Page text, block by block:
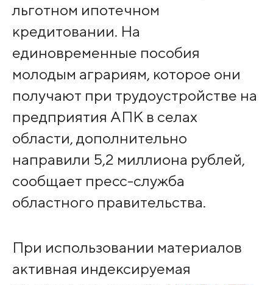
льготном ипотечном
кредитовании. На
единовременные пособия
молодым аграриям, которое они
получают при трудоустройстве на
предприятия АПК в селах
области, дополнительно
направили 5,2 миллиона рублей,
сообщает пресс-служба
областного правительства.
При использовании материалов
активная индексируемая